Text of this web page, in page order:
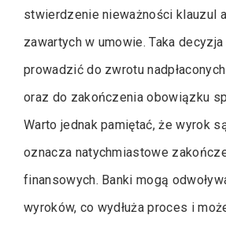
stwierdzenie nieważności klauzul
zawartych w umowie. Taka
prowadzić do zwrotu
oraz do zakończenia obowiązku
Warto jednak pamiętać, że wyrok
oznacza natychmiastowe
finansowych. Banki mogą
wyroków, co wydłuża proces i